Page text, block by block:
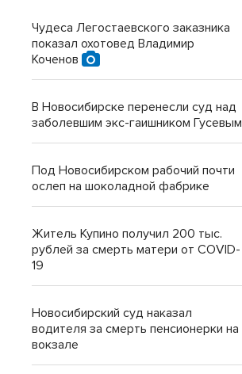
Чудеса Легостаевского заказника
показал охотовед Владимир
Коченов
В Новосибирске перенесли суд над
заболевшим экс-гаишником Гусевым
Под Новосибирском рабочий почти
ослеп на шоколадной фабрике
Житель Купино получил 200 тыс.
рублей за смерть матери от COVID-
19
Новосибирский суд наказал
водителя за смерть пенсионерки на
вокзале